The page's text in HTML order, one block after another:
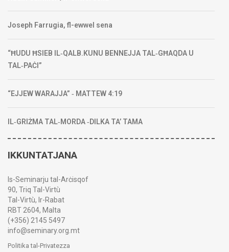
Joseph Farrugia, fl-ewwel sena
“ĦUDU ĦSIEB IL‑QALB.KUNU BENNEJJA TAL‑GĦAQDA U
TAL‑PAĊI”
“EJJEW WARAJJA” ‑ MATTEW 4:19
IL‑GRIŻMA TAL‑MORDA ‑DILKA TA’ TAMA
IKKUNTATJANA
Is-Seminarju tal-Arċisqof
90, Triq Tal-Virtù
Tal-Virtù, Ir-Rabat
RBT 2604, Malta
(+356) 2145 5497
info@seminary.org.mt
Politika tal-Privatezza